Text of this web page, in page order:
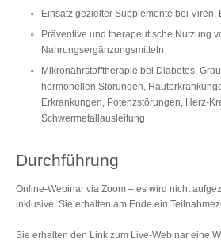
Einsatz gezielter Supplemente bei Viren,
Präventive und therapeutische Nutzung
Nahrungsergänzungsmitteln
Mikronährstofftherapie bei Diabetes,
hormonellen Störungen,
Erkrankungen, Potenzstörungen, Herz-
Schwermetallausleitung
Durchführung
Online-Webinar via Zoom – es wird nicht
inklusive. Sie erhalten am Ende ein
Sie erhalten den Link zum Live-Webinar eine